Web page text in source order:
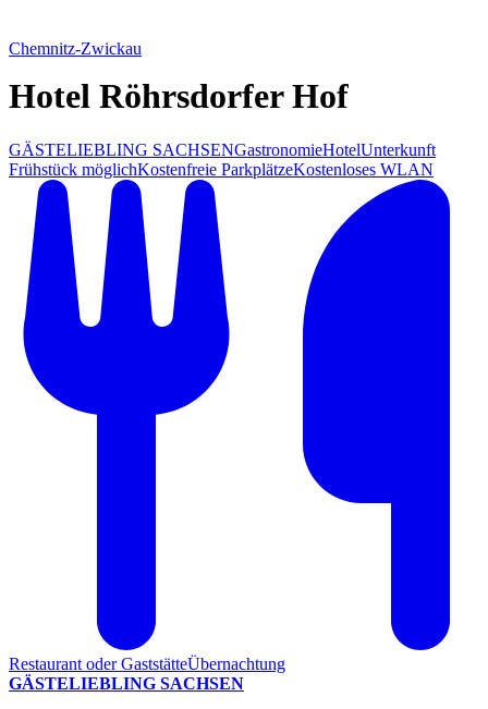
Chemnitz-Zwickau
Hotel Röhrsdorfer Hof
GÄSTELIEBLING SACHSENGastronomieHotelUnterkunft
Frühstück möglichKostenfreie ParkplätzeKostenloses WLAN
Restaurant oder GaststätteÜbernachtung
GÄSTELIEBLING SACHSEN